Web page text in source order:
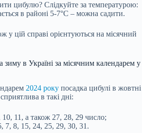
цибулю? Слідкуйте за температурою:
в районі 5-7°C – можна садити.
у цій справі орієнтуються на місячний
в Україні за місячним календарем у
2024 року посадка цибулі в жовтні
в такі дні:
11, а також 27, 28, 29 число;
7, 8, 15, 24, 25, 29, 30, 31.